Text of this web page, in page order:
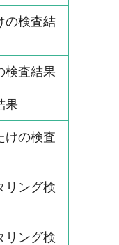
の検査結
検査結果
果
けの検査
リング検
リング検